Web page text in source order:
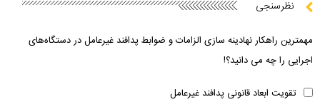
نظرسنجی
مهمترین راهکار نهادینه سازی الزامات و ضوابط پدافند غیرعامل در دستگاه‌های
اجرایی را چه می دانید؟!
تقویت ابعاد قانونی پدافند غیرعامل